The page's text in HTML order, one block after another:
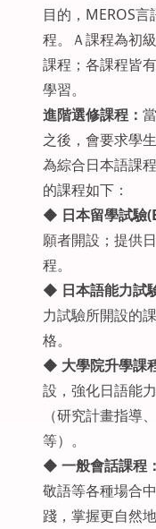
目的，MEROS
程。Ａ課程為初
課程；各課程皆
學習。
進階選修課程：
之後，會要求學
為綜合日本語課
的課程如下：
◆ 日本留學試驗
願者開設；提供
程。
◆ 日本語能力試
力試驗所開設的
格。
◆ 大學院升學課
設，強化日語能
（研究計畫指導
等）。
◆ 一般會話課程：
敬語等各種場合
踐，掌握更自然